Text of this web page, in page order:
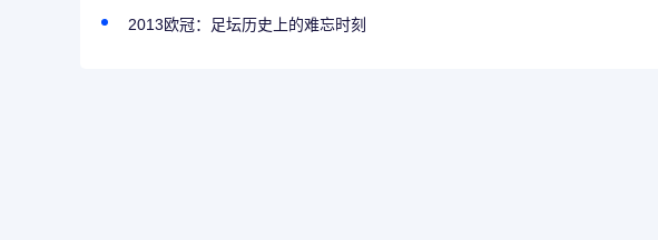
2013欧冠：足坛历史上的难忘时刻